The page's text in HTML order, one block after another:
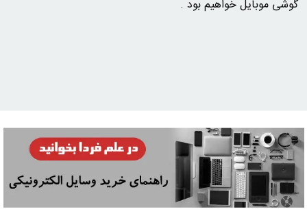
گوشی موبایل خواهیم بود .